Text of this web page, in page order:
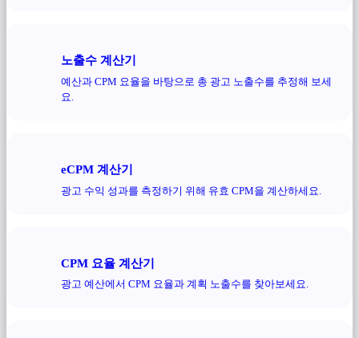
노출수 계산기
예산과 CPM 요율을 바탕으로 총 광고 노출수를 추정해 보세
요.
eCPM 계산기
광고 수익 성과를 측정하기 위해 유효 CPM을 계산하세요.
CPM 요율 계산기
광고 예산에서 CPM 요율과 계획 노출수를 찾아보세요.